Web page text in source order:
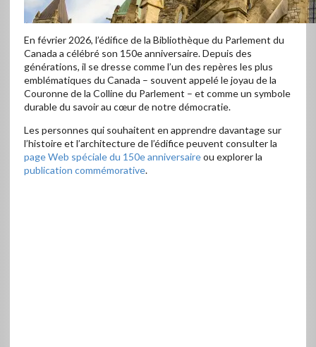
En février 2026, l’édifice de la Bibliothèque du Parlement du
Canada a célébré son 150e anniversaire. Depuis des
générations, il se dresse comme l’un des repères les plus
emblématiques du Canada – souvent appelé le joyau de la
Couronne de la Colline du Parlement – et comme un symbole
durable du savoir au cœur de notre démocratie.
Les personnes qui souhaitent en apprendre davantage sur
l’histoire et l’architecture de l’édifice peuvent consulter la
page Web spéciale du 150e anniversaireou explorer la
publication commémorative.